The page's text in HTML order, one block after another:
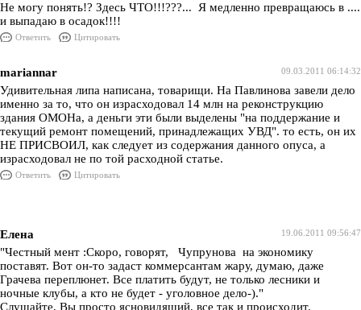
Не могу понять!? Здесь ЧТО!!!???... Я медленно превращаюсь в ....
и выпадаю в осадок!!!!
Ответить Цитировать
09.03.2011 06:14:32
mariannar
Удивительная липа написана, товарищи. На Павлинова завели дело
именно за то, что он израсходовал 14 млн на реконструкцию
здания ОМОНа, а деньги эти были выделены "на поддержание и
текущий ремонт помещений, принадлежащих УВД". то есть, он их
НЕ ПРИСВОИЛ, как следует из содержания данного опуса, а
израсходовал не по той расходной статье.
Ответить Цитировать
19.06.2011 09:56:47
Елена
"Честный мент :Скоро, говорят, Чупрунова на экономику
поставят. Вот он-то задаст коммерсантам жару, думаю, даже
Грачева переплюнет. Все платить будут, не только лесники и
ночные клубы, а кто не будет - уголовное дело-)."
Слушайте, Вы просто ясновидящий, все так и происходит.